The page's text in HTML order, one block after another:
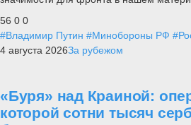
56 0 0
#Владимир Путин #Минобороны РФ
4 августа 2026За рубежом
«Буря» над Краиной:
которой сотни тысяч